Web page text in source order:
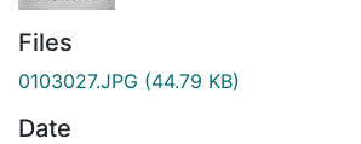
Files
0103027.JPG (44.79 KB)
Date